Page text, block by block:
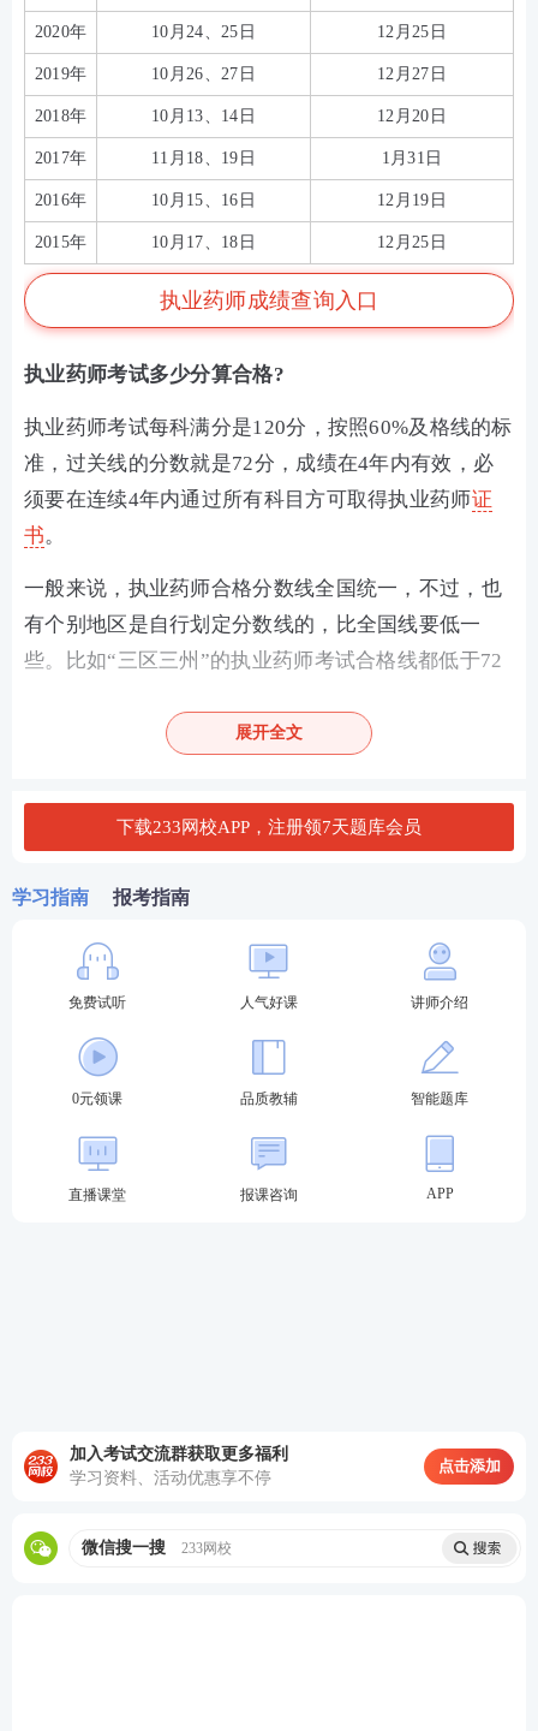
2020年 10月24、25日 12月25日
2019年 10月26、27日 12月27日
2018年 10月13、14日 12月20日
2017年 11月18、19日 1月31日
2016年 10月15、16日 12月19日
2015年 10月17、18日 12月25日
执业药师成绩查询入口
执业药师考试多少分算合格?
执业药师考试每科满分是120分，按照60%及格线的标
准，过关线的分数就是72分，成绩在4年内有效，必
须要在连续4年内通过所有科目方可取得执业药师证
书。
一般来说，执业药师合格分数线全国统一，不过，也
有个别地区是自行划定分数线的，比全国线要低一
些。比如“三区三州”的执业药师考试合格线都低于72
执业药师备考首选
备战药师你是否遇到同样的问题：考点晦涩难懂记不
专业老师学，快速吃透考点，姜雅，刘恩钊，仇牧等7
位行业大咖主讲，助你轻松上岸。
执业药师畅学班 ，性价比之选，
考试不过还可免
费重学1次
，购课有保障，备考更安心。
>>点此去了
解执业药师畅学班课程>>
考点集训打卡，每天攻克一个高频考点>>
展开全文
下载233网校APP，注册领7天题库会员
学习指南 报考指南
免费试听 人气好课 讲师介绍
0元领课 品质教辅 智能题库
直播课堂 报课咨询 APP
加入考试交流群获取更多福利
学习资料、活动优惠享不停
点击添加
微信搜一搜 233网校